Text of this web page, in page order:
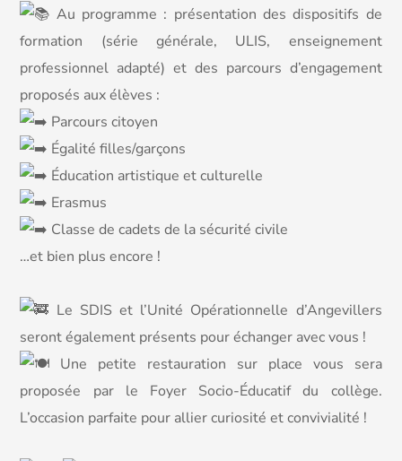
Au programme : présentation des dispositifs de
formation (série générale, ULIS, enseignement
professionnel adapté) et des parcours d’engagement
proposés aux élèves :
Parcours citoyen
Égalité filles/garçons
Éducation artistique et culturelle
Erasmus
Classe de cadets de la sécurité civile
…et bien plus encore !
Le SDIS et l’Unité Opérationnelle d’Angevillers
seront également présents pour échanger avec vous !
Une petite restauration sur place vous sera
proposée par le Foyer Socio-Éducatif du collège.
L’occasion parfaite pour allier curiosité et convivialité !